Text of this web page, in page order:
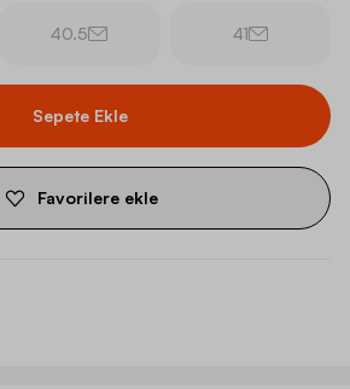
40.5 41
Sepete Ekle
Favorilere ekle